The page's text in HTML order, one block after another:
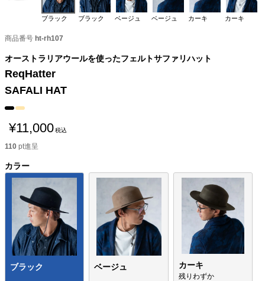
ブラック ブラック ベージュ ベージュ カーキ カーキ
商品番号 ht-rh107
オーストラリアウールを使ったフェルトサファリハット
ReqHatter
SAFALI HAT
¥11,000税込
110 pt進呈
カラー
ブラック ベージュ カーキ
残りわずか